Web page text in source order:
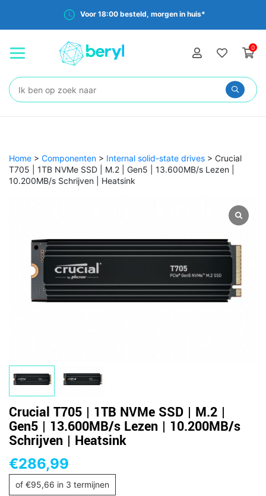
Voor 18:00 besteld, morgen in huis*
0
Zoeken:
Home > Componenten > Internal solid-state drives > Crucial
T705 | 1TB NVMe SSD | M.2 | Gen5 | 13.600MB/s Lezen |
10.200MB/s Schrijven | Heatsink
Crucial T705 | 1TB NVMe SSD | M.2 |
Gen5 | 13.600MB/s Lezen | 10.200MB/s
Schrijven | Heatsink
€286,99
of €95,66 in 3 termijnen